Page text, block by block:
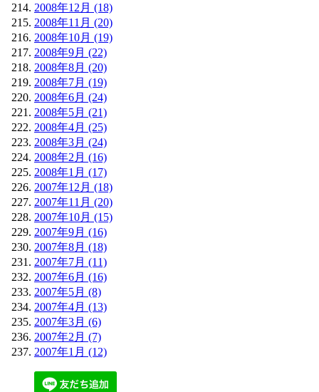
2008年12月 (18)
2008年11月 (20)
2008年10月 (19)
2008年9月 (22)
2008年8月 (20)
2008年7月 (19)
2008年6月 (24)
2008年5月 (21)
2008年4月 (25)
2008年3月 (24)
2008年2月 (16)
2008年1月 (17)
2007年12月 (18)
2007年11月 (20)
2007年10月 (15)
2007年9月 (16)
2007年8月 (18)
2007年7月 (11)
2007年6月 (16)
2007年5月 (8)
2007年4月 (13)
2007年3月 (6)
2007年2月 (7)
2007年1月 (12)